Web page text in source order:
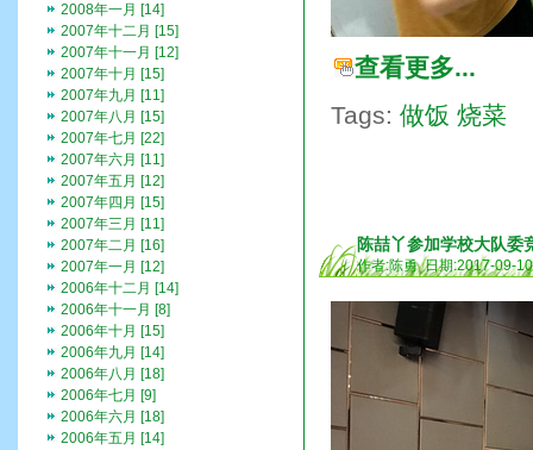
查看更多...
Tags: 做饭 烧菜
陈喆丫参加学校大队委
作者:陈勇 日期:2017-09-10
2008年一月 [14]
2007年十二月 [15]
2007年十一月 [12]
2007年十月 [15]
2007年九月 [11]
2007年八月 [15]
2007年七月 [22]
2007年六月 [11]
2007年五月 [12]
2007年四月 [15]
2007年三月 [11]
2007年二月 [16]
2007年一月 [12]
2006年十二月 [14]
2006年十一月 [8]
2006年十月 [15]
2006年九月 [14]
2006年八月 [18]
2006年七月 [9]
2006年六月 [18]
2006年五月 [14]